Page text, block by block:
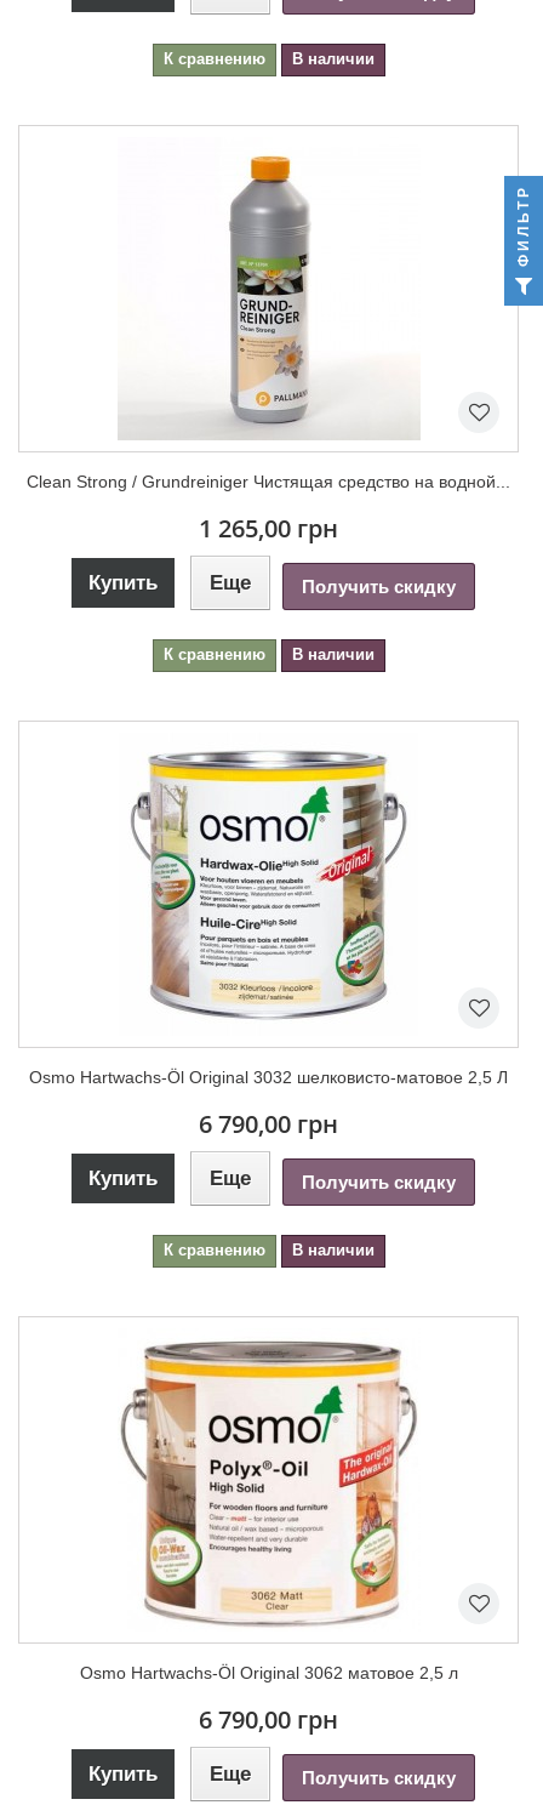
К сравнению В наличии
Clean Strong / Grundreiniger Чистящая средство на водной...
1 265,00 грн
Купить Еще Получить скидку
К сравнению В наличии
Osmo Hartwachs-Öl Original 3032 шелковисто-матовое 2,5 Л
6 790,00 грн
Купить Еще Получить скидку
К сравнению В наличии
Osmo Hartwachs-Öl Original 3062 матовое 2,5 л
6 790,00 грн
Купить Еще Получить скидку
ФИЛЬТР